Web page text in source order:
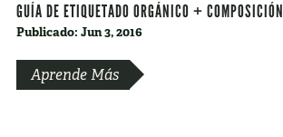
GUÍA DE ETIQUETADO ORGÁNICO + COMPOSICIÓN
Publicado: Jun 3, 2016
Aprende Más